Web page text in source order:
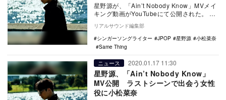
星野源が、「Ain’t Nobody Know」MVメイ
キング動画がYouTubeにて公開された。
「Ain’t Nobod…
リアルサウンド編集部
シンガーソングライター
JPOP 星野源
小松菜奈
Same Thing
ニュース 2020.01.17 11:30
星野源、「Ain’t Nobody Know」
MV公開 ラストシーンで出会う女性
役に小松菜奈